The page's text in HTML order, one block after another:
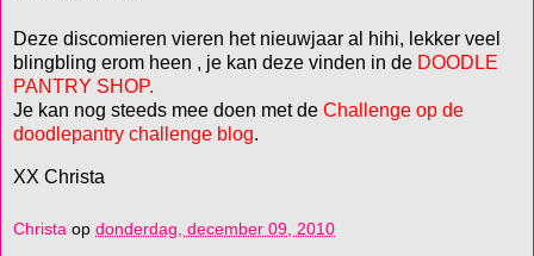
Deze discomieren vieren het nieuwjaar al hihi, lekker veel
blingbling erom heen , je kan deze vinden in de DOODLE
PANTRY SHOP.
Je kan nog steeds mee doen met de Challenge op de
doodlepantry challenge blog.
XX Christa
Christa op donderdag, december 09, 2010